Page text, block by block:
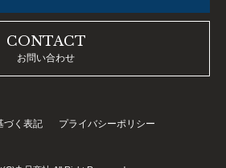
CONTACT
お問い合わせ
づく表記 プライバシーポリシー